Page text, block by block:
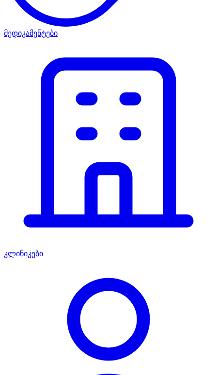
მედიკამენტები
კლინიკები